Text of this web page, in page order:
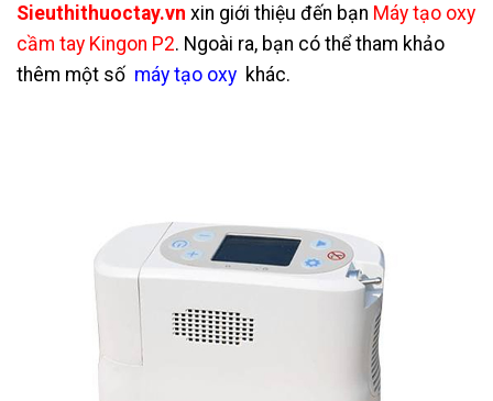
Sieuthithuoctay.vn xin giới thiệu đến bạn Máy tạo oxy
cầm tay Kingon P2. Ngoài ra, bạn có thể tham khảo
thêm một số máy tạo oxy khác.